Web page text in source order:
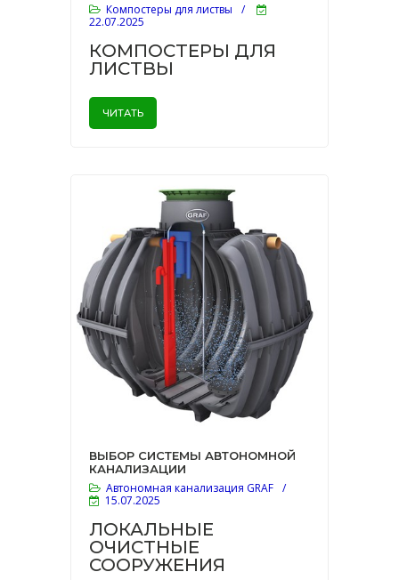
Компостеры для листвы
/
22.07.2025
КОМПОСТЕРЫ ДЛЯ
ЛИСТВЫ
ЧИТАТЬ
ВЫБОР СИСТЕМЫ АВТОНОМНОЙ
КАНАЛИЗАЦИИ
Автономная канализация GRAF /
15.07.2025
ЛОКАЛЬНЫЕ
ОЧИСТНЫЕ
СООРУЖЕНИЯ